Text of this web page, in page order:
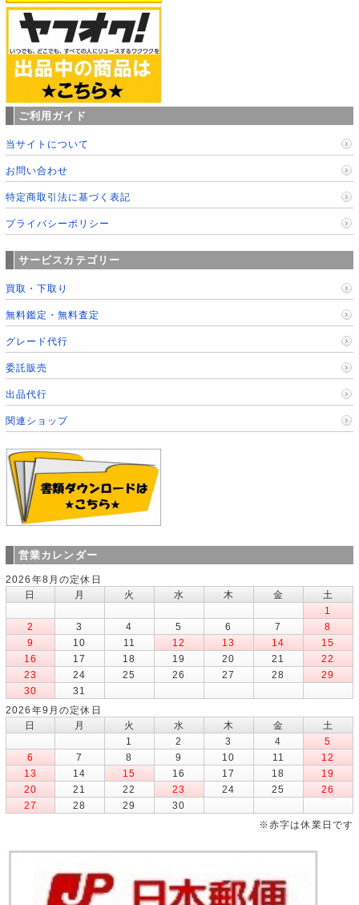
ご利用ガイド
当サイトについて
お問い合わせ
特定商取引法に基づく表記
プライバシーポリシー
サービスカテゴリー
買取・下取り
無料鑑定・無料査定
グレード代行
委託販売
出品代行
関連ショップ
営業カレンダー
2026年8月の定休日
日
月 火 水 木 金
土
1
2
3 4 5 6 7
8
9
10 11 12 13 14
15
16
17 18 19 20 21
22
23
24 25 26 27 28
29
30
31
2026年9月の定休日
日
月 火 水 木 金
土
1
2 3 4
5
6
7 8 9 10 11
12
13
14 15 16 17 18
19
20
21 22 23 24 25
26
27
28 29
30
※赤字は休業日です